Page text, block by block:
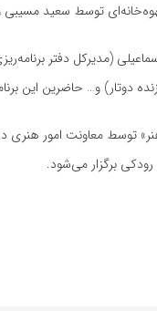
توسط سعید
(مدیرکل دفتر
دوتار) و… حاضرین این
برگزار می‌شود.